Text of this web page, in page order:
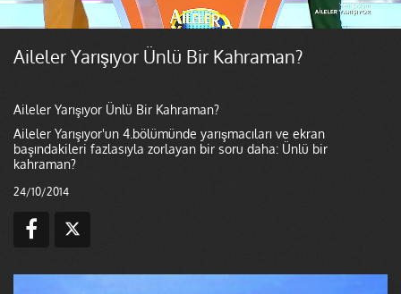
Aileler Yarışıyor Ünlü Bir Kahraman?
Aileler Yarışıyor Ünlü Bir Kahraman?
Aileler Yarışıyor'un 4.bölümünde yarışmacıları ve ekran
başındakileri fazlasıyla zorlayan bir soru daha: Ünlü bir
kahraman?
24/10/2014